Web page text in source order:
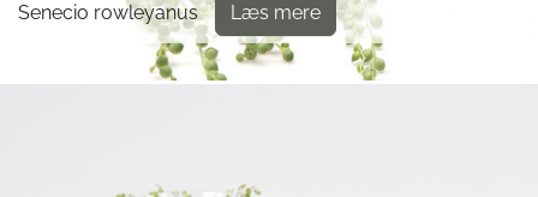
Senecio rowleyanus Læs mere